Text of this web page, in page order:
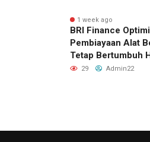
Raih Penghargaan
1 week ago
BRI Finance
Pembiayaan Alat
Tetap Bertumbuh
Akhir 2026
29 Admin22